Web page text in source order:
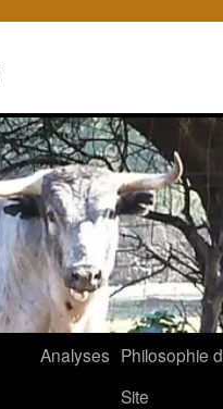
Analyses Philosophie
Site